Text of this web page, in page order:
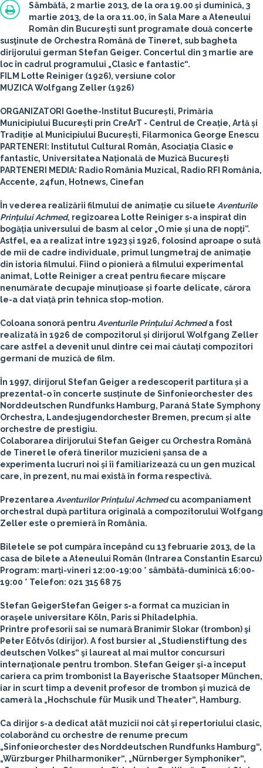
Sâmbătă, 2 martie 2013, de la ora 19.00 şi duminică, 3
martie 2013, de la ora 11.00, în Sala Mare aAteneului
Român din Bucureşti sunt programate două concerte
susţinute de Orchestra Română de Tineret, sub bagheta
dirijorului german Stefan Geiger. Concertul din 3 martie are
loc în cadrul programului „Clasic e fantastic“.
FILM Lotte Reiniger (1926), versiune color
MUZICA Wolfgang Zeller (1926)
ORGANIZATORI Goethe-Institut București, Primăria
Municipiului București prin CreArT - Centrul de Creație, Artă și
Tradiție al Municipiului București, Filarmonica George Enescu
PARTENERI: Institutul Cultural Român, Asociația Clasic e
fantastic, Universitatea Națională de Muzică București
PARTENERI MEDIA: Radio România Muzical, Radio RFI România,
Accente, 24fun, Hotnews, Cinefan
În vederea realizării filmului de animație cu siluete Aventurile
Prințului Achmed, regizoarea Lotte Reiniger s-a inspirat din
bogăția universului de basm al celor „O mie și una de nopți”.
Astfel, ea a realizat între 1923 și 1926, folosind aproape o sută
de mii de cadre individuale, primul lungmetraj de animație
din istoria filmului. Fiind o pionieră a filmului experimental
animat, Lotte Reiniger a creat pentru fiecare mișcare
nenumărate decupaje minuțioase și foarte delicate, cărora
le-a dat viață prin tehnica stop-motion.
Coloana sonoră pentru Aventurile Prințului Achmeda fost
realizată în 1926 de compozitorul și dirijorul Wolfgang Zeller
care astfel a devenit unul dintre cei mai căutați compozitori
germani de muzică de film.
În 1997, dirijorul Stefan Geiger a redescoperit partitura și a
prezentat-o în concerte susținute de Sinfonieorchester des
Norddeutschen Rundfunks Hamburg, Paraná State Symphony
Orchestra, Landesjugendorchester Bremen, precum și alte
orchestre de prestigiu.
Colaborarea dirijorului Stefan Geiger cu Orchestra Română
de Tineret le oferă tinerilor muzicieni șansa de a
experimenta lucruri noi și îi familiarizează cu un gen muzical
care, în prezent, nu mai există în forma respectivă.
Prezentarea Aventurilor Prințului Achmedcu acompaniament
orchestral după partitura originală a compozitorului Wolfgang
Zeller este o premieră în România.
Biletele se pot cumpăra începând cu 13 februarie 2013, de la
casa de bilete a Ateneului Român (Intrarea Constantin Esarcu)
Program: marți-vineri 12:00-19:00 * sâmbătă-duminică 16:00-
19:00 * Telefon: 021 315 68 75
Stefan GeigerStefan Geiger s-a format ca muzician în
oraşele universitare Köln, Paris si Philadelphia.
Printre profesorii sai se numară Branimir Slokar (trombon) şi
Peter Eötvös (dirijor). A fost bursier al „Studienstiftung des
deutschen Volkes“ şi laureat al mai multor concursuri
internaţionale pentru trombon. Stefan Geiger şi-a început
cariera ca prim trombonist la Bayerische Staatsoper München,
iar in scurt timp a devenit profesor de trombon şi muzică de
cameră la „Hochschule für Musik und Theater“, Hamburg.
Ca dirijor s-a dedicat atât muzicii noi cât şi repertoriului clasic,
colaborând cu orchestre de renume precum
„Sinfonieorchester des Norddeutschen Rundfunks Hamburg“,
„Würzburger Philharmoniker“, „Nürnberger Symphoniker“,